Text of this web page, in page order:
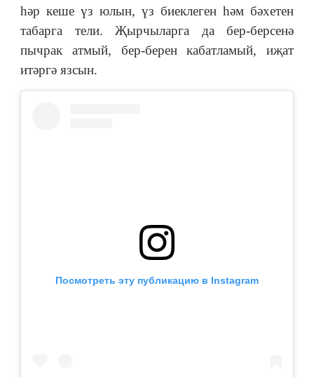
һәр кеше үз юлын, үз биеклеген һәм бәхетен
табарга тели. Җырчыларга да бер-берсенә
пычрак атмый, бер-берен кабатламый, иҗат
итәргә язсын.
Посмотреть эту публикацию в Instagram